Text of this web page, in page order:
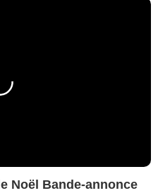
Noël Bande-annonce